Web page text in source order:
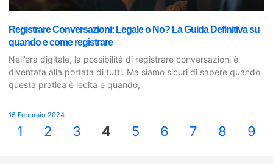
Registrare Conversazioni: Legale o No? La Guida Definitiva su
quando e come registrare
Nell’era digitale, la possibilità di registrare conversazioni è
diventata alla portata di tutti. Ma siamo sicuri di sapere quando
questa pratica è lecita e quando,
16 Febbraio 2024
1 2 3 4 5 6 7 8 9